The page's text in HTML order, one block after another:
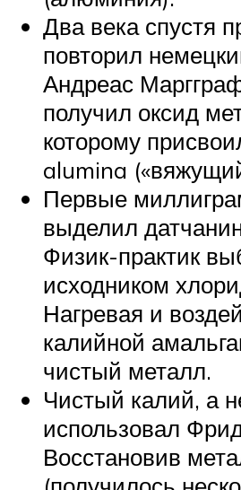
Два века спустя
повторил
Андреас
получил оксид
которому
alumina
Первые
выделил
Физик-практик
исходником
Нагревая и
калийной
чистый металл.
Чистый калий, а
использовал
Восстановив